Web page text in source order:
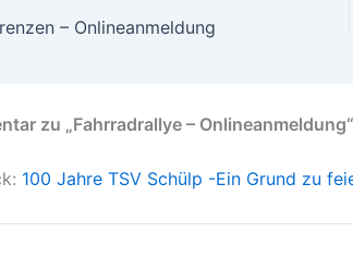
– Onlineanmeldung
zu „Fahrradrallye – Onlineanmeldung“
100 Jahre TSV Schülp -Ein Grund zu